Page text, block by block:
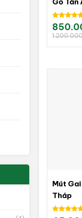
Được xếp
hạng5.00
5 sao
Giá
gốc
là:
Giá
hiện
tại
Mút
Tháp